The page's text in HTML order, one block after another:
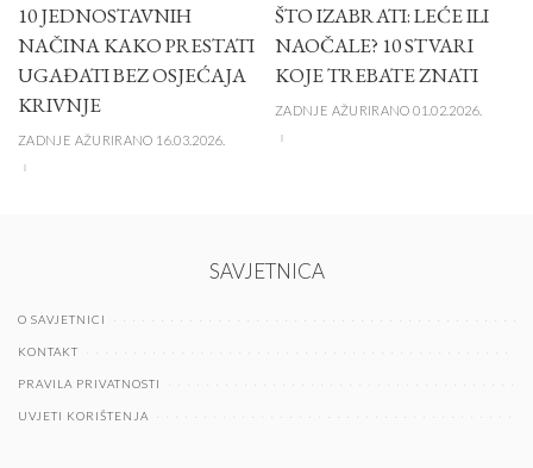
10 JEDNOSTAVNIH
NAČINA KAKO PRESTATI
UGAĐATI BEZ OSJEĆAJA
KRIVNJE
ZADNJE AŽURIRANO 16.03.2026.
ŠTO IZABRATI: LEĆE ILI
NAOČALE? 10 STVARI
KOJE TREBATE ZNATI
ZADNJE AŽURIRANO 01.02.2026.
SAVJETNICA
O SAVJETNICI
KONTAKT
PRAVILA PRIVATNOSTI
UVJETI KORIŠTENJA